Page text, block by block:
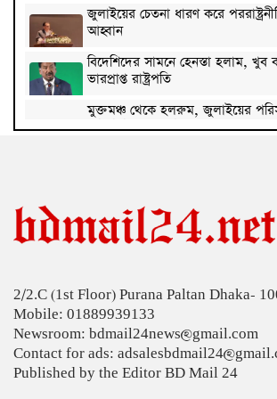
জুলাইয়ের চেতনা ধারণ করে
আহ্বান
বিদেশিদের সামনে হেনস্তা হলাম, খুব
ভারপ্রাপ্ত রাষ্ট্রপতি
মুক্তমঞ্চ থেকে হলরুম, জুলাইয়ের
কুবি শিবির সভাপতি
সবজির বাজারে আগুন, চাপে ক্রেতা
‘শরিফ স্যারকে ভিসি চেয়েছিলাম,
ছিল’: কুবি ছাত্রদল নেতা
সাবেক যুগ্ম সচিব সৈয়দ জগলুল পাশা
2/2.C (1st Floor) Purana Paltan Dhaka-
Mobile: 01889939133
Newsroom: bdmail24news@gmail.com
Contact for ads:
Published by the Editor BD Mail 24